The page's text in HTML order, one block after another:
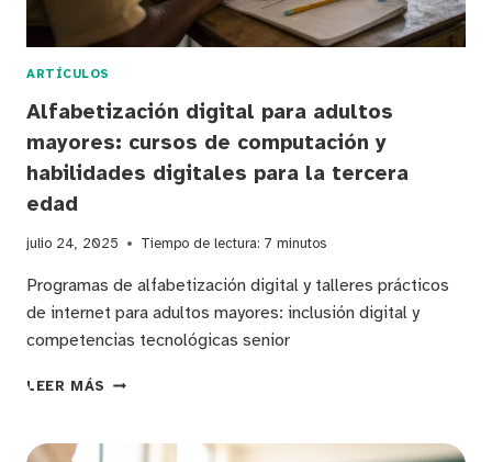
ARTÍCULOS
Alfabetización digital para adultos
mayores: cursos de computación y
habilidades digitales para la tercera
edad
julio 24, 2025 Tiempo de lectura: 7 minutos
Programas de alfabetización digital y talleres prácticos
de internet para adultos mayores: inclusión digital y
competencias tecnológicas senior
LEER MÁS ALFABETIZACIÓN
ADULTOS